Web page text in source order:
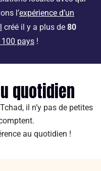
l’expérience d’un
créé il y a plus de 80
pays !
quotidien
il n’y pas de petites
au quotidien !